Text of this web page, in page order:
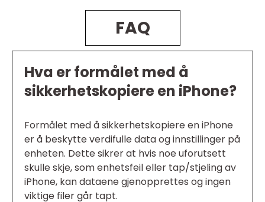
FAQ
Hva er formålet med å
sikkerhetskopiere en iPhone?
Formålet med å sikkerhetskopiere en iPhone
er å beskytte verdifulle data og innstillinger på
enheten. Dette sikrer at hvis noe uforutsett
skulle skje, som enhetsfeil eller tap/stjeling av
iPhone, kan dataene gjenopprettes og ingen
viktige filer går tapt.